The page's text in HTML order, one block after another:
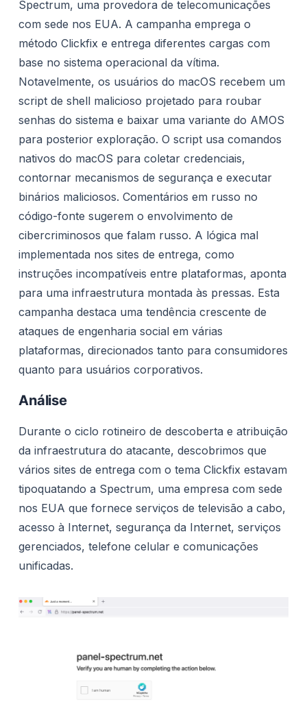
Táticas, técnicas e procedimentos
IOCs e IOFAs
Impacto
Mitigações
Referências
Spectrum, uma provedora de telecomunicações
com sede nos EUA. A campanha emprega o
método Clickfix e entrega diferentes cargas com
base no sistema operacional da vítima.
Notavelmente, os usuários do macOS recebem um
script de shell malicioso projetado para roubar
senhas do sistema e baixar uma variante do AMOS
para posterior exploração. O script usa comandos
nativos do macOS para coletar credenciais,
contornar mecanismos de segurança e executar
binários maliciosos. Comentários em russo no
código-fonte sugerem o envolvimento de
cibercriminosos que falam russo. A lógica mal
implementada nos sites de entrega, como
instruções incompatíveis entre plataformas, aponta
para uma infraestrutura montada às pressas. Esta
campanha destaca uma tendência crescente de
ataques de engenharia social em várias
plataformas, direcionados tanto para consumidores
quanto para usuários corporativos.
Análise
Durante o ciclo rotineiro de descoberta e atribuição
da infraestrutura do atacante, descobrimos que
vários sites de entrega com o tema Clickfix estavam
tipoquatando a Spectrum, uma empresa com sede
nos EUA que fornece serviços de televisão a cabo,
acesso à Internet, segurança da Internet, serviços
gerenciados, telefone celular e comunicações
unificadas.